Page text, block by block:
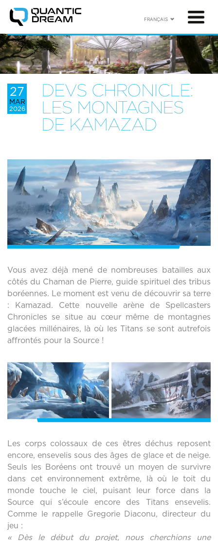
FRANÇAIS
27
MAR
2026
DEVS CHRONICLE:
LES MONTAGNES
DE KAMAZAD
Vous avez déjà mené de nombreuses batailles aux
côtés du Chaman de Pierre, guide spirituel des tribus
boréennes. Le moment est venu de découvrir sa terre
: Kamazad. Cette nouvelle arène de Spellcasters
Chronicles se situe au cœur même de montagnes
glacées millénaires, là où les Titans se sont autrefois
affrontés pour la Source !
Les corps colossaux de ces êtres déchus reposent
encore, ensevelis sous des âges de glace et de neige.
Seuls les Boréens ont trouvé un moyen de survivre
dans cet environnement extrême, là où le toit du
monde touche le ciel, puisant leur force dans la
Source qui s’écoule encore des Titans ensevelis.
Comme le rappelle Gregorie Diaconu, directeur du
jeu :
« Dès le début du projet, nous cherchions une